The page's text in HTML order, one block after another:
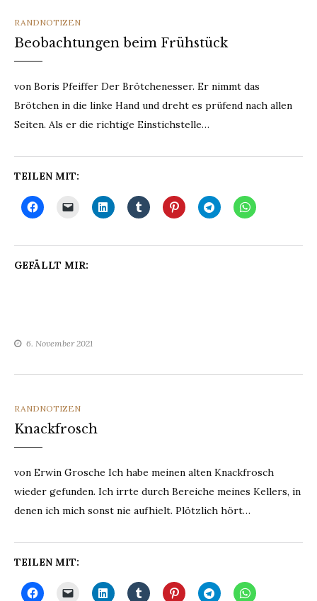
CATEGORIES
RANDNOTIZEN
Beobachtungen beim Frühstück
von Boris Pfeiffer Der Brötchenesser. Er nimmt das
Brötchen in die linke Hand und dreht es prüfend nach allen
Seiten. Als er die richtige Einstichstelle…
TEILEN MIT:
GEFÄLLT MIR:
6. November 2021
CATEGORIES
RANDNOTIZEN
Knackfrosch
von Erwin Grosche Ich habe meinen alten Knackfrosch
wieder gefunden. Ich irrte durch Bereiche meines Kellers, in
denen ich mich sonst nie aufhielt. Plötzlich hört…
TEILEN MIT: